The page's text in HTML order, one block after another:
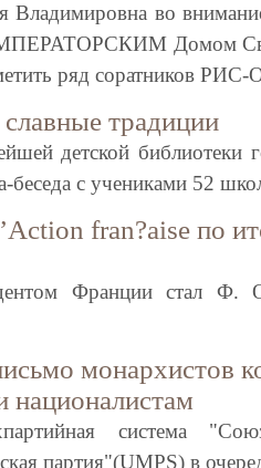
Владимировна во
Домом
ряд соратников
традиции
детской библиотеки
беседа с учениками 52
fran?aise по
Франции стал
монархистов
националистам
система
партия"(UMPS) в